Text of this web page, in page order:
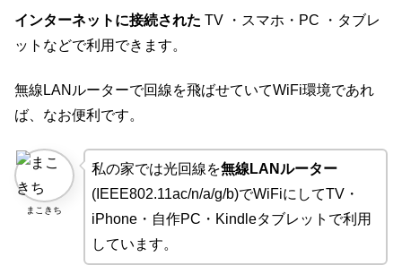
インターネットに接続された TV ・スマホ・PC ・タブレ
ットなどで利用できます。
無線LANルーターで回線を飛ばせていてWiFi環境であれ
ば、なお便利です。
まこきち
私の家では光回線を無線LANルーター
(IEEE802.11ac/n/a/g/b)でWiFiにしてTV・
iPhone・自作PC・Kindleタブレットで利用
しています。